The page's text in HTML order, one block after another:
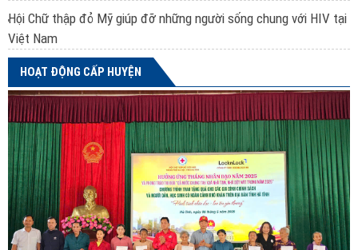
Hội Chữ thập đỏ Mỹ giúp đỡ những người sống chung với HIV tại
Việt Nam
HOẠT ĐỘNG CẤP HUYỆN